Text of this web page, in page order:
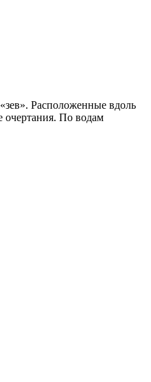
Расположенные вдоль
очертания. По водам